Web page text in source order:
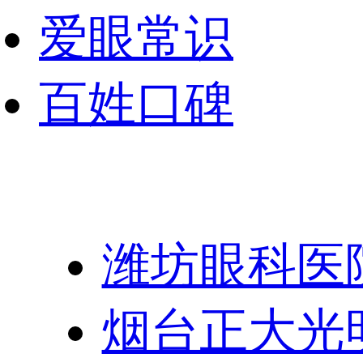
爱眼常识
百姓口碑
潍坊眼科医
烟台正大光